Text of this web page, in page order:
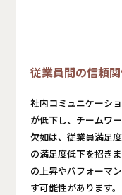
従業員間の信頼
社内コミュニケーシ
が低下し、チームワ
欠如は、従業員満足
の満足度低下を招き
の上昇やパフォーマ
す可能性があります